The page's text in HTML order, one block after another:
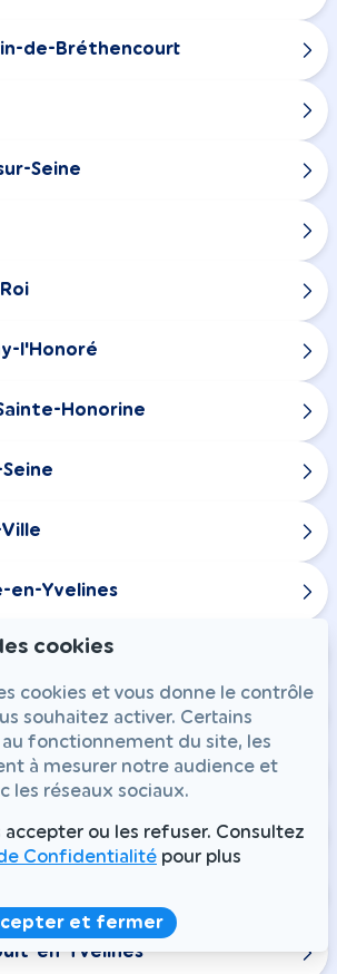
de-Bréthencourt
Seine
l'Honoré
Honorine
en-Yvelines
Bordes
Yvelines
en-Yvelines
cookies
cookies et vous donne le contrôle
souhaitez activer. Certains
fonctionnement du site, les
à mesurer notre audience et
les réseaux sociaux.
accepter ou les refuser. Consultez
Confidentialité pour plus
et fermer